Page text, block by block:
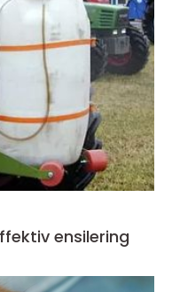
ensilering